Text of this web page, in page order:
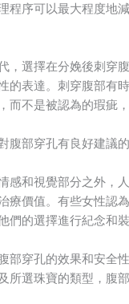
程序可以最大程度地
，選擇在分娩後刺穿
的表達。刺穿腹部有
而不是被認為的瑕疵
腹部穿孔有良好建議
感和視覺部分之外，
療價值。有些女性認
們的選擇進行紀念和裝
部穿孔的效果和安全
所選珠寶的類型，腹